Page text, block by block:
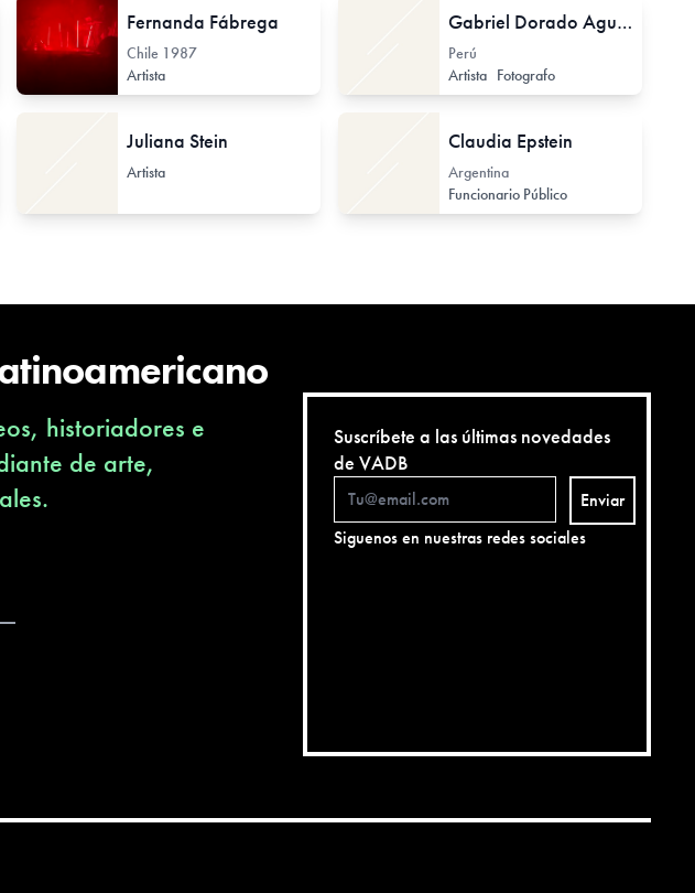
Fernanda Fábrega
Chile 1987
Artista
Gabriel Dorado Aguila
Perú
Artista Fotografo
Juliana Stein
Artista
Claudia Epstein
Argentina
Funcionario Público
historiadores e
de arte,
Suscríbete a las últimas novedades
de VADB
Enviar
Siguenos en nuestras redes sociales